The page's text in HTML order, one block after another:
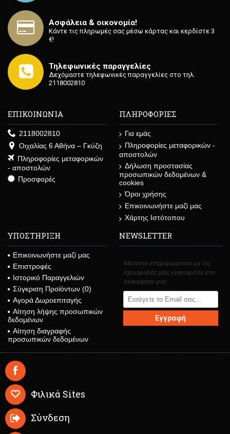
Ασφάλεια & οικονομία!
Κάντε τις πληρωμές σας μέσω κάρτας και κερδίστε 3
€!
Τηλεφωνικές παραγγελίες
Δεχόμαστε τηλεφωνικές παραγγελίες στο τηλ.
2118002810
ΕΠΙΚΟΙΝΩΝΙΑ
2118002810
Οιχαλίας 6 Αθήνα – Γκύζη
Πληροφορίες μεταφορικών
- αποστολών
Προσφορές
ΠΛΗΡΟΦΟΡΙΕΣ
Για εμάς
Πληροφορίες μεταφορικών -
αποστολών
Δήλωση προστασίας
προσωπικών δεδομένων &
cookies
Όροι χρήσης
Επικοινωνήστε μαζί μας
Χάρτης Ιστότοπου
ΥΠΟΣΤΗΡΙΞΗ
Επικοινωνήστε μαζί μας
Επιστροφές
Ιστορικό Παραγγελιών
Σύγκριση Προϊόντων (0)
Αγορά Δωροεπιταγής
Αίτηση λήψης προσωπικών
δεδομένων
Αίτηση διαγραφής
προσωπικών δεδομένων
NEWSLETTER
Μείνετε ενημερωμένοι με τις
προσφορές μας, εγγραφείτε στο
newsletter μας.
Εγγραφή
Φιλικά Sites
Σύνδεση